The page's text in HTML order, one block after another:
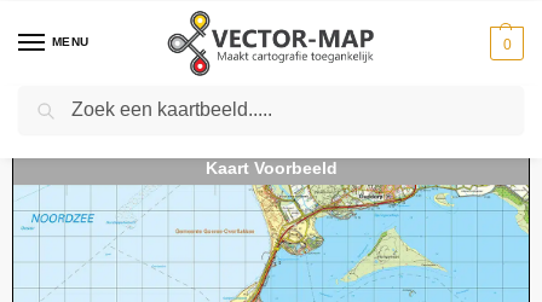
MENU 0
Home Kaarten - Topografische kaarten